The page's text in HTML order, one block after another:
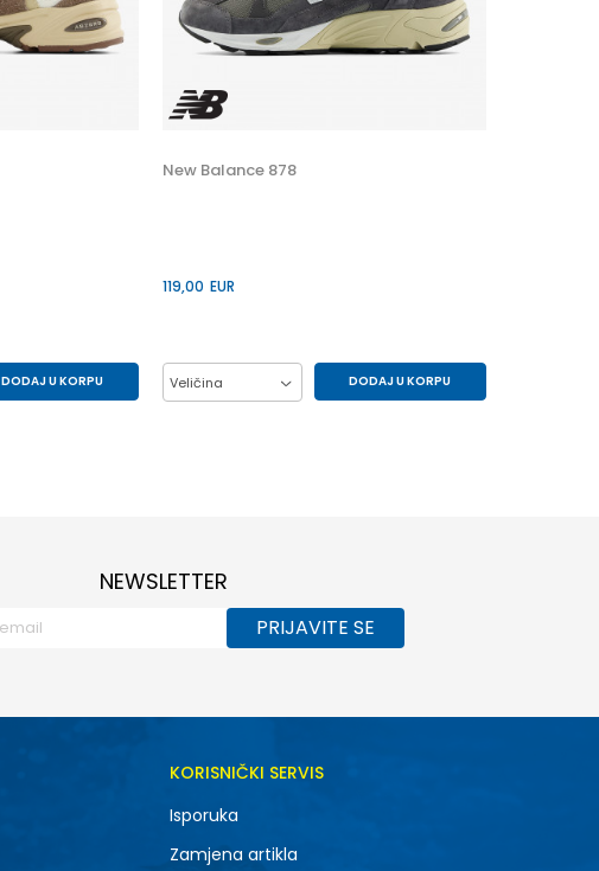
DODAJ U KORPU
New Balance 878
119,00 EUR
Veličina DODAJ U KORPU
NEWSLETTER
PRIJAVITE SE
KORISNIČKI SERVIS
Isporuka
Zamjena artikla